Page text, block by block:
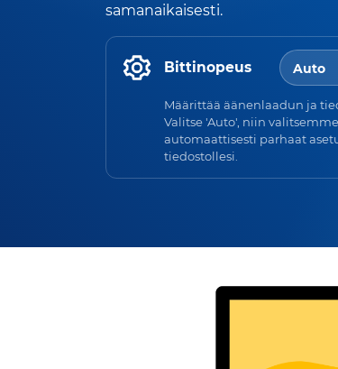
samanaikaisesti.
Bittinopeus
Määrittää äänenlaadun ja
Valitse 'Auto', niin valitsemme
automaattisesti parhaat
tiedostollesi.